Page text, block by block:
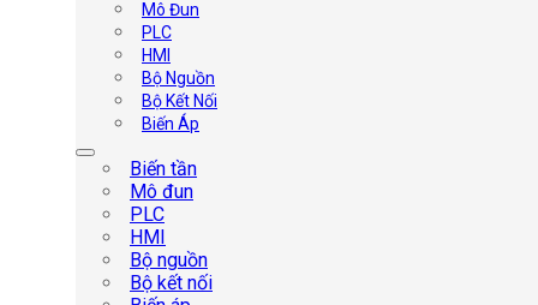
Mô Đun
PLC
HMI
Bộ Nguồn
Bộ Kết Nối
Biến Áp
Biến tần
Mô đun
PLC
HMI
Bộ nguồn
Bộ kết nối